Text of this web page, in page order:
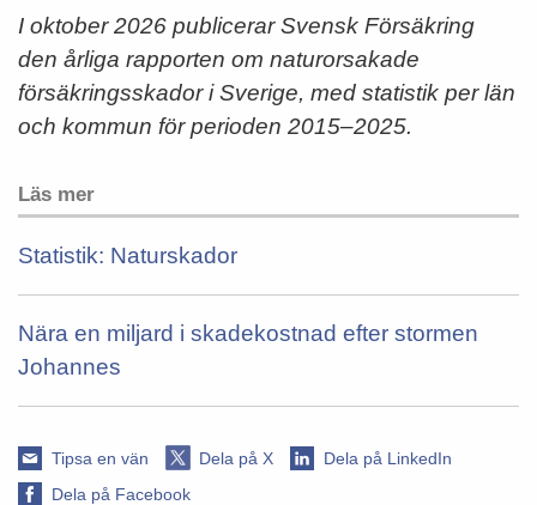
I oktober 2026 publicerar Svensk Försäkring
den årliga rapporten om naturorsakade
försäkringsskador i Sverige, med statistik per län
och kommun för perioden 2015–2025.
Läs mer
Statistik: Naturskador
Nära en miljard i skadekostnad efter stormen
Johannes
Tipsa en vän Dela på X
Dela på LinkedIn
Dela på Facebook